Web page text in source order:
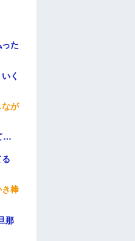
た
く
なが
…
き棒
那